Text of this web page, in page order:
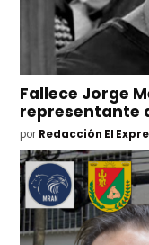
Fallece Jorge
representante
por Redacción El